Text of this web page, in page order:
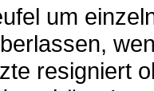
um
resigniert